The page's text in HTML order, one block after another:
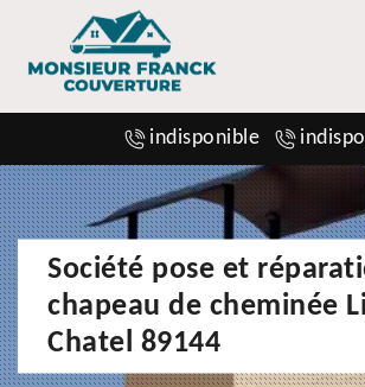
indisponible
Société pose et
chapeau de cheminée
Chatel 89144